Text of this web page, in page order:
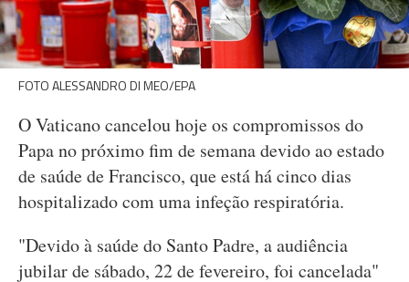
FOTO ALESSANDRO DI MEO/EPA
O Vaticano cancelou hoje os compromissos do
Papa no próximo fim de semana devido ao estado
de saúde de Francisco, que está há cinco dias
hospitalizado com uma infeção respiratória.
"Devido à saúde do Santo Padre, a audiência
jubilar de sábado, 22 de fevereiro, foi cancelada"